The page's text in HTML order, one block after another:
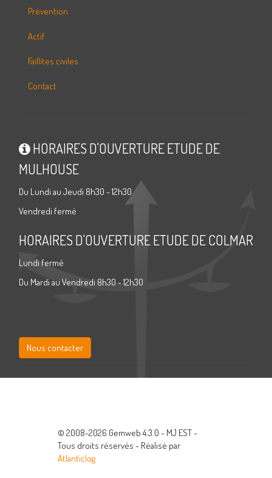
Prévention
Actif
Faillites civiles
Contact
HORAIRES D'OUVERTURE ETUDE DE
MULHOUSE
Du Lundi au Jeudi 8h30 - 12h30
Vendredi fermé
HORAIRES D'OUVERTURE ETUDE DE COLMAR
Lundi fermé
Du Mardi au Vendredi 8h30 - 12h30
Nous contacter
© 2008-2026 Gemweb 4.3.0 - MJ EST -
Tous droits réservés - Réalisé par
Atlanticlog